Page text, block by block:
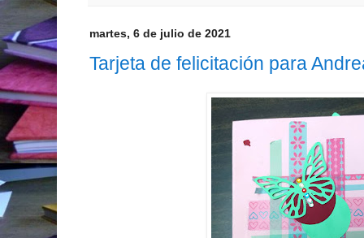
martes, 6 de julio de 2021
Tarjeta de felicitación para